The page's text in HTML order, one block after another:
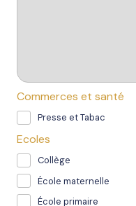
Commerces et santé
Presse et Tabac
Ecoles
Collège
École maternelle
École primaire